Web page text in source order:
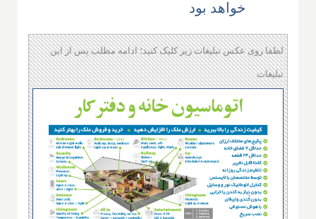
خواهد بود
لطفا روی عکس تبلیغات زیر کلیک کنید؛ ادامه مطلب پس از این
تبلیغات